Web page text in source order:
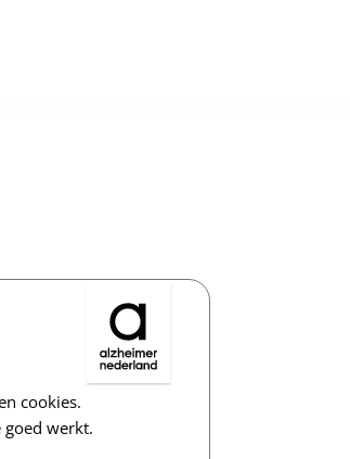
cookies.
werkt.